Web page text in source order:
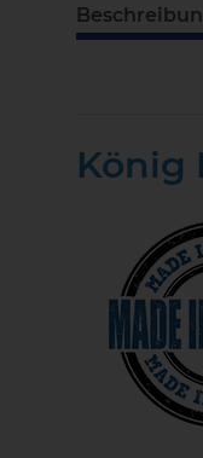
König